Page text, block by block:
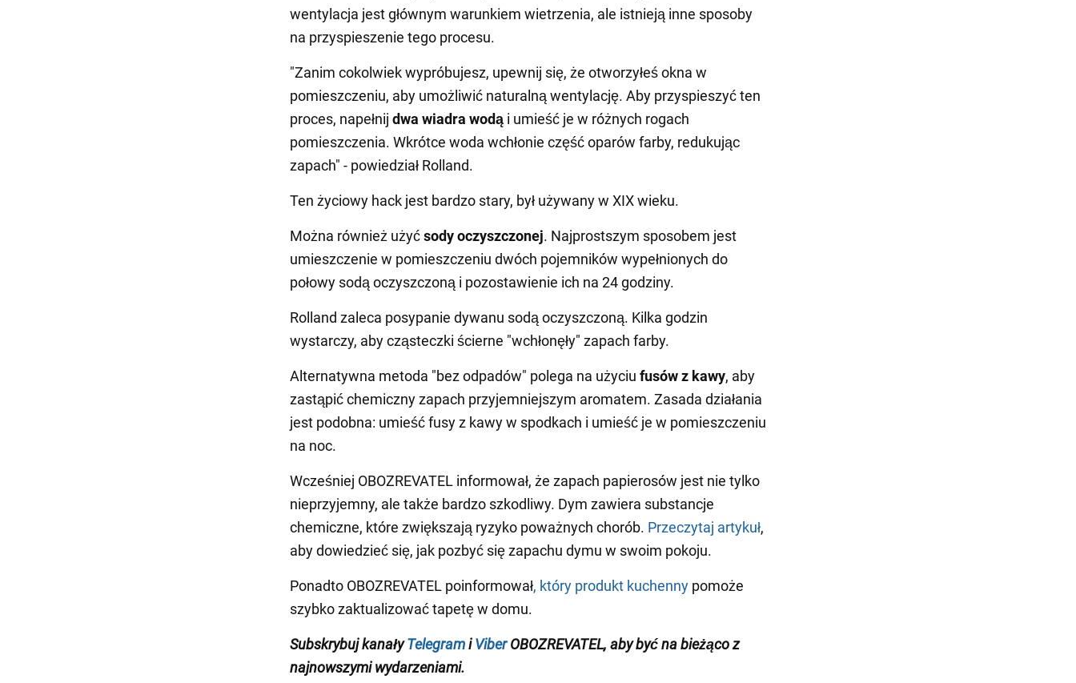
wentylacja jest głównym warunkiem wietrzenia, ale istnieją inne sposoby
na przyspieszenie tego procesu.
"Zanim cokolwiek wypróbujesz, upewnij się, że otworzyłeś okna w
pomieszczeniu, aby umożliwić naturalną wentylację. Aby przyspieszyć ten
proces, napełnij dwa wiadra wodą i umieść je w różnych rogach
pomieszczenia. Wkrótce woda wchłonie część oparów farby, redukując
zapach" - powiedział Rolland.
Ten życiowy hack jest bardzo stary, był używany w XIX wieku.
Można również użyćsodyoczyszczonej. Najprostszym sposobem jest
umieszczenie w pomieszczeniu dwóch pojemników wypełnionych do
połowy sodą oczyszczoną i pozostawienie ich na 24 godziny.
Rolland zaleca posypanie dywanu sodą oczyszczoną. Kilka godzin
wystarczy, aby cząsteczki ścierne "wchłonęły" zapach farby.
Alternatywna metoda "bez odpadów" polega na użyciu fusów z kawy, aby
zastąpić chemiczny zapach przyjemniejszym aromatem. Zasada działania
jest podobna: umieść fusy z kawy w spodkach i umieść je w pomieszczeniu
na noc.
Wcześniej OBOZREVATEL informował, że zapach papierosów jest nie tylko
nieprzyjemny, ale także bardzo szkodliwy. Dym zawiera substancje
chemiczne, które zwiększają ryzyko poważnych chorób. Przeczytaj artykuł,
aby dowiedzieć się, jak pozbyć się zapachu dymu w swoim pokoju.
Ponadto OBOZREVATEL poinformował, który produkt kuchenny pomoże
szybko zaktualizować tapetę w domu.
Subskrybuj kanałyTelegramiViber OBOZREVATEL, aby być na bieżąco z
najnowszymi wydarzeniami.